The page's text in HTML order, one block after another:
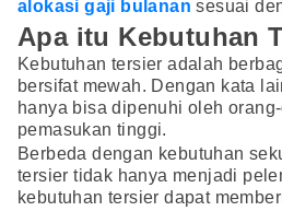
alokasi gaji bulanan sesuai
Apa itu Kebutuhan
Kebutuhan tersier adalah
bersifat mewah. Dengan kata
hanya bisa dipenuhi oleh
pemasukan tinggi.
Berbeda dengan kebutuhan
tersier tidak hanya menjadi
kebutuhan tersier dapat